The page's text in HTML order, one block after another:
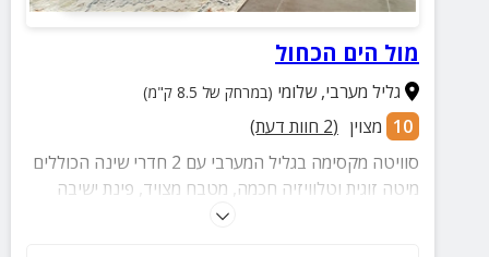
מול הים הכחול
גליל מערבי,שלומי (במרחק של 8.5 ק"מ)
10 מצוין (
2 חוות דעת)
סוויטה מקסימה בגליל המערבי עם 2 חדרי שינה הכוללים
מיטה זוגית וטלוויזיה חכמה, מטבח מצויד, פינת ישיבה
הצופה לנוף ים, ג'קוזי ספא, חדר רחצה עם מגבות רכות